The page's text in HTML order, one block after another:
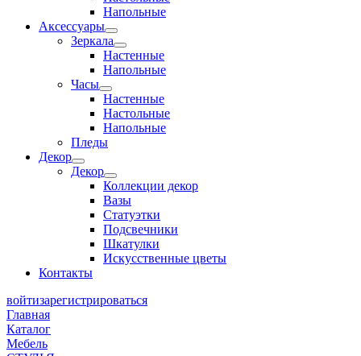
Напольные
Аксессуары
Зеркала
Настенные
Напольные
Часы
Настенные
Настольные
Напольные
Пледы
Декор
Декор
Коллекции декор
Вазы
Статуэтки
Подсвечники
Шкатулки
Искусственные цветы
Контакты
войтизарегистрироваться
Главная
Каталог
Мебель